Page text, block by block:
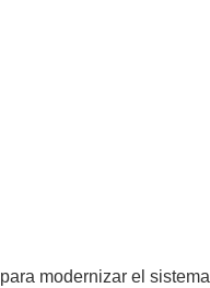
para modernizar el